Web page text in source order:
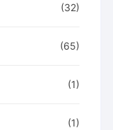
(32)
(65)
(1)
(1)